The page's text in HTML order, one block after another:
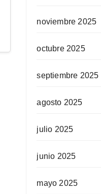
noviembre 2025
octubre 2025
septiembre 2025
agosto 2025
julio 2025
junio 2025
mayo 2025